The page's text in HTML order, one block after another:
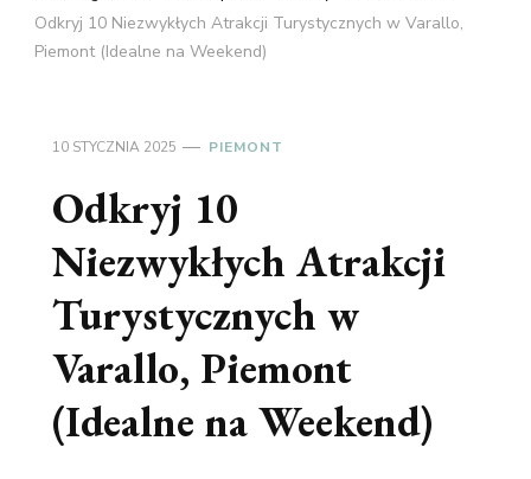
Odkryj 10 Niezwykłych Atrakcji Turystycznych w Varallo,
Piemont (Idealne na Weekend)
10 STYCZNIA 2025 PIEMONT
Odkryj 10
Niezwykłych Atrakcji
Turystycznych w
Varallo, Piemont
(Idealne na Weekend)